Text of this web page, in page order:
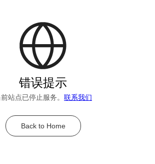
错误提示
站点已停止服务。 联系我们
Back to Home